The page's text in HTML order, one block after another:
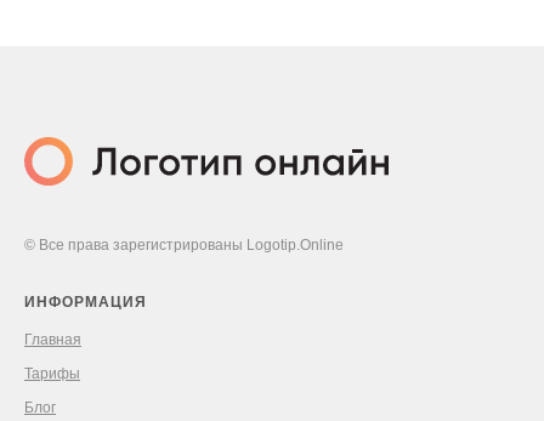
© Все права зарегистрированы Logotip.Online
ИНФОРМАЦИЯ
Главная
Тарифы
Блог